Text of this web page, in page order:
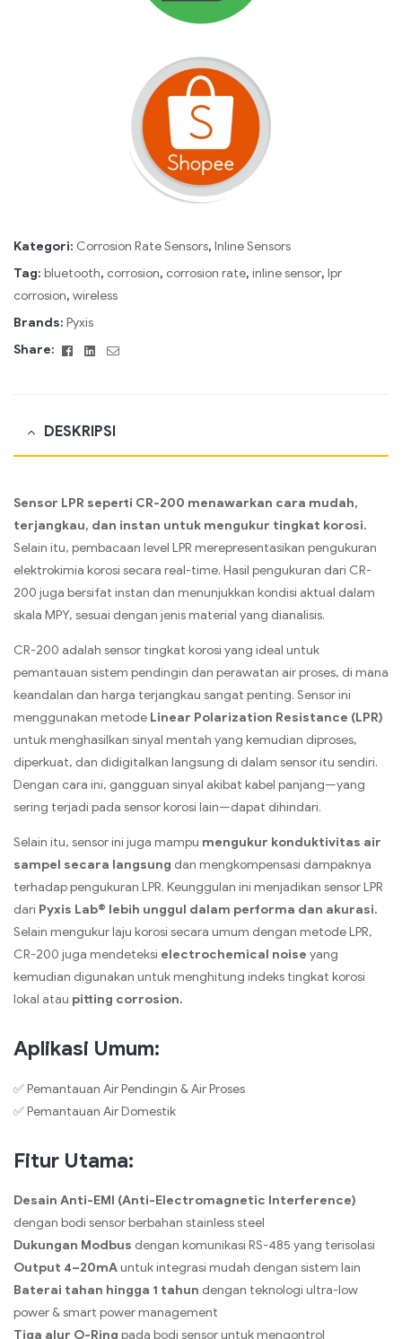
Kategori: Corrosion Rate Sensors, Inline Sensors
Tag: bluetooth, corrosion, corrosion rate, inline sensor, lpr
corrosion, wireless
Brands: Pyxis
Share:
FacebookLinkedin
Email
DESKRIPSI
Sensor LPR seperti CR-200 menawarkan cara mudah,
terjangkau, dan instan untuk mengukur tingkat korosi.
Selain itu, pembacaan level LPR merepresentasikan pengukuran
elektrokimia korosi secara real-time. Hasil pengukuran dari CR-
200 juga bersifat instan dan menunjukkan kondisi aktual dalam
skala MPY, sesuai dengan jenis material yang dianalisis.
CR-200 adalah sensor tingkat korosi yang ideal untuk
pemantauan sistem pendingin dan perawatan air proses, di mana
keandalan dan harga terjangkau sangat penting. Sensor ini
menggunakan metode Linear Polarization Resistance (LPR)
untuk menghasilkan sinyal mentah yang kemudian diproses,
diperkuat, dan didigitalkan langsung di dalam sensor itu sendiri.
Dengan cara ini, gangguan sinyal akibat kabel panjang—yang
sering terjadi pada sensor korosi lain—dapat dihindari.
Selain itu, sensor ini juga mampu mengukur konduktivitas air
sampel secara langsung dan mengkompensasi dampaknya
terhadap pengukuran LPR. Keunggulan ini menjadikan sensor LPR
dari Pyxis Lab® lebih unggul dalam performa dan akurasi.
Selain mengukur laju korosi secara umum dengan metode LPR,
CR-200 juga mendeteksi electrochemical noise yang
kemudian digunakan untuk menghitung indeks tingkat korosi
lokal atau pitting corrosion.
Aplikasi Umum:
✅ Pemantauan Air Pendingin & Air Proses
✅ Pemantauan Air Domestik
Fitur Utama:
Desain Anti-EMI (Anti-Electromagnetic Interference)
dengan bodi sensor berbahan stainless steel
Dukungan Modbus dengan komunikasi RS-485 yang terisolasi
Output 4–20mAuntuk integrasi mudah dengan sistem lain
Baterai tahan hingga 1 tahun dengan teknologi ultra-low
power & smart power management
Tiga alur O-Ring pada bodi sensor untuk mengontrol